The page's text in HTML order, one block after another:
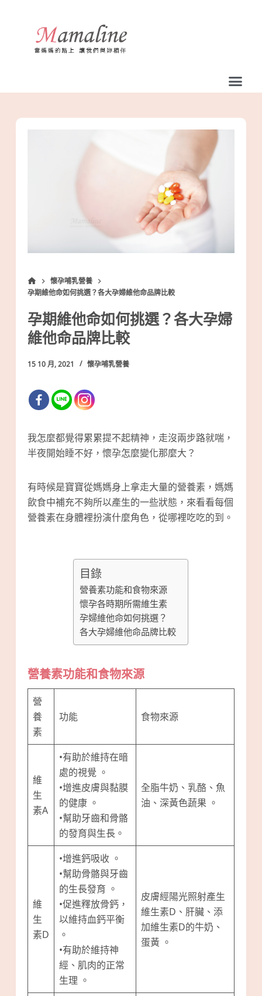
容
懷孕哺乳營養
孕期維他命如何挑選？各大孕婦維他命品牌比較
孕期維他命如何挑選？各大孕婦
維他命品牌比較
15 10 月, 2021 懷孕哺乳營養
我怎麼都覺得累累提不起精神，走沒兩步路就喘，
半夜開始睡不好，懷孕怎麼變化那麼大？
有時候是寶寶從媽媽身上拿走大量的營養素，媽媽
飲食中補充不夠所以產生的一些狀態，來看看每個
營養素在身體裡扮演什麼角色，從哪裡吃吃的到。
目錄
營養素功能和食物來源
懷孕各時期所需維生素
孕婦維他命如何挑選？
各大孕婦維他命品牌比較
營養素功能和食物來源
營
養
素
功能 食物來源
維
生
素A
•有助於維持在暗
處的視覺 。
•增進皮膚與黏膜
的健康 。
•幫助牙齒和骨骼
的發育與生長。
全脂牛奶、乳酪、魚
油、深黃色蔬果 。
維
生
素D
•增進鈣吸收 。
•幫助骨骼與牙齒
的生長發育 。
•促進釋放骨鈣，
以維持血鈣平衡
。
•有助於維持神
經、肌肉的正常
生理 。
皮膚經陽光照射產生
維生素D、肝臟、添
加維生素D的牛奶、
蛋黃 。